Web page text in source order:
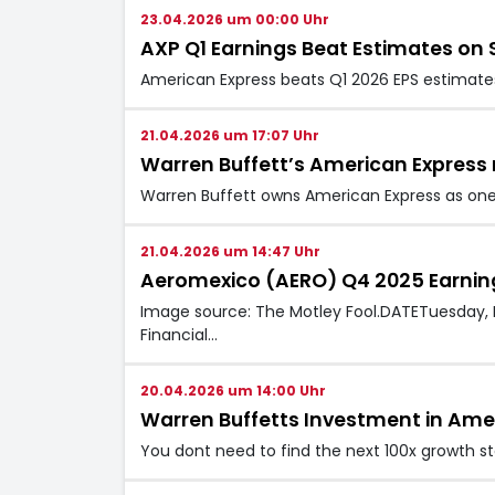
23.04.2026 um 00:00 Uhr
AXP Q1 Earnings Beat Estimates
American Express beats Q1 2026 EPS
21.04.2026 um 17:07 Uhr
Warren Buffett’s American
Warren Buffett owns American Express as
21.04.2026 um 14:47 Uhr
Aeromexico (AERO) Q4 2025
Image source: The Motley
Financial…
20.04.2026 um 14:00 Uhr
Warren Buffetts Investment in
You dont need to find the next 100x growth